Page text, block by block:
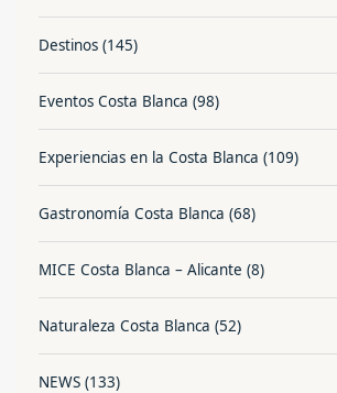
Destinos (145)
Eventos Costa Blanca (98)
Experiencias en la Costa Blanca (109)
Gastronomía Costa Blanca (68)
MICE Costa Blanca – Alicante (8)
Naturaleza Costa Blanca (52)
NEWS (133)